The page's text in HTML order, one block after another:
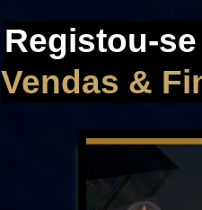
Registou-
Vendas &